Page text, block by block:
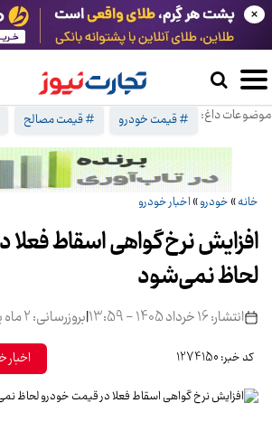
موضوعات داغ: # قیمت خودرو # قیمت مصالح
×
خانه» خودرو» اخبار خودرو
افزایش نرخ گواهی اسقاط
لحاظ نمی‌شود
انتشار: 16 خرداد 1405 - 13:59 |بروزرسانی: 2 ماه پیش
کد خبر: 1274150 اخبار